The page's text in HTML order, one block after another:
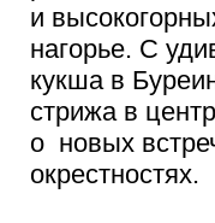
и
нагорье. С
кукша в
стрижа в
о новых
окрестностях.